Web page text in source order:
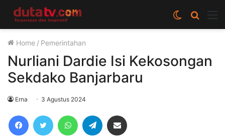
Cari
berita
Switch
skin
Home / Pemerintahan
Nurliani Dardie Isi Kekosongan
Sekdako Banjarbaru
Erna 3 Agustus 2024
FacebookTwitter WhatsAppTelegram